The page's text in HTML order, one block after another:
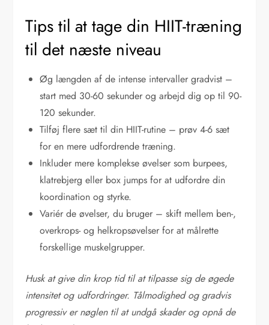
Tips til at tage din HIIT-træning
til det næste niveau
Øg længden af de intense intervaller gradvist –
start med 30-60 sekunder og arbejd dig op til 90-
120 sekunder.
Tilføj flere sæt til din HIIT-rutine – prøv 4-6 sæt
for en mere udfordrende træning.
Inkluder mere komplekse øvelser som burpees,
klatrebjerg eller box jumps for at udfordre din
koordination og styrke.
Variér de øvelser, du bruger – skift mellem ben-,
overkrops- og helkropsøvelser for at målrette
forskellige muskelgrupper.
Husk at give din krop tid til at tilpasse sig de øgede
intensitet og udfordringer. Tålmodighed og gradvis
progressiv er nøglen til at undgå skader og opnå de